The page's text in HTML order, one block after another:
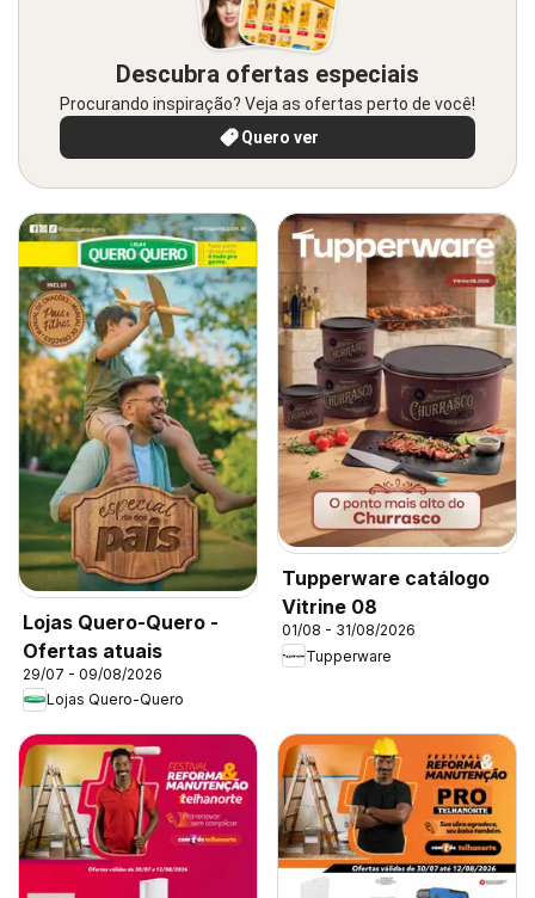
Descubra ofertas especiais
Procurando inspiração? Veja as ofertas perto de você!
Quero ver
Lojas Quero-Quero -
Ofertas atuais
29/07 - 09/08/2026
Lojas Quero-Quero
Tupperware catálogo
Vitrine 08
01/08 - 31/08/2026
Tupperware